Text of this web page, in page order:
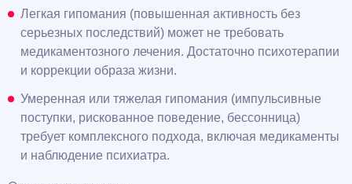
Легкая гипомания (повышенная активность без
серьезных последствий) может не требовать
медикаментозного лечения. Достаточно психотерапии
и коррекции образа жизни.
Умеренная или тяжелая гипомания (импульсивные
поступки, рискованное поведение, бессонница)
требует комплексного подхода, включая медикаменты
и наблюдение психиатра.